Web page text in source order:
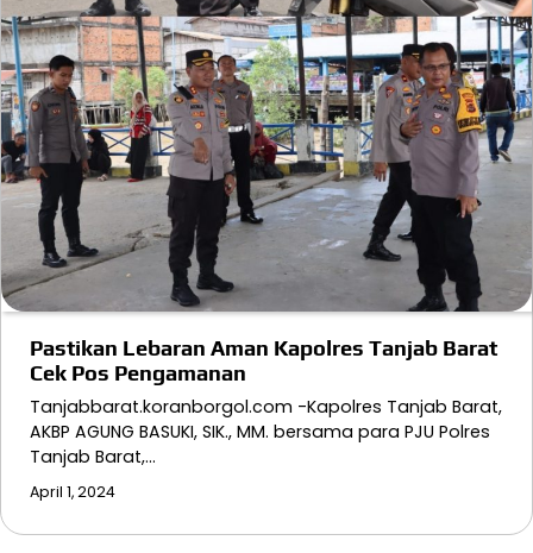
Pastikan Lebaran Aman Kapolres Tanjab Barat
Cek Pos Pengamanan
Tanjabbarat.koranborgol.com -Kapolres Tanjab Barat,
AKBP AGUNG BASUKI, SIK., MM. bersama para PJU Polres
Tanjab Barat,…
April 1, 2024